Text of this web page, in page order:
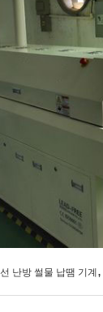
난방 썰물 납땜 기계 ,